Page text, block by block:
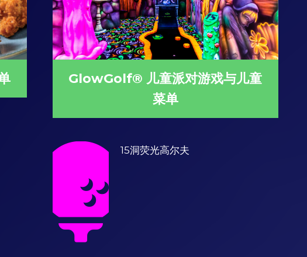
GlowGolf® 儿童派对游戏与儿童
菜单
15洞荧光高尔夫